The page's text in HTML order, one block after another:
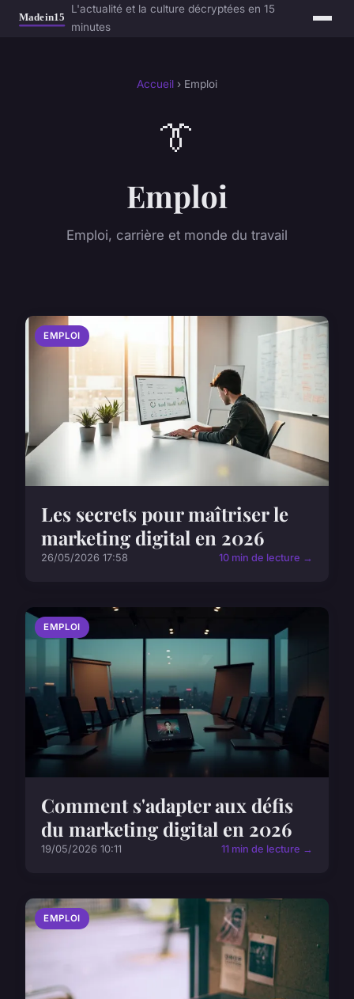
L'actualité et la culture décryptées en 15
minutes
Accueil › Emploi
👔
Emploi
Emploi, carrière et monde du travail
EMPLOI
Les secrets pour maîtriser le
marketing digital en 2026
26/05/2026 17:58 10 min de lecture →
EMPLOI
Comment s'adapter aux défis
du marketing digital en 2026
19/05/2026 10:11 11 min de lecture →
EMPLOI